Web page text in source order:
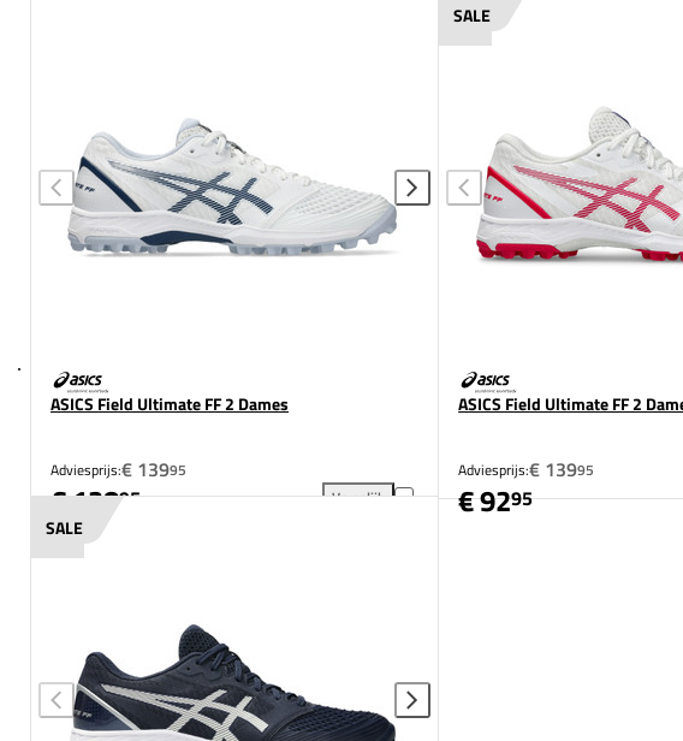
ASICS Field Ultimate FF 2 Dames
Adviesprijs:€ 13995
€ 12895
Vergelijk
ASICS Field Ultimate FF 2 Dames toevoegen aan
SALE
ASICS Field Ultimate FF 2
Adviesprijs:€ 13995
€ 9295
SALE